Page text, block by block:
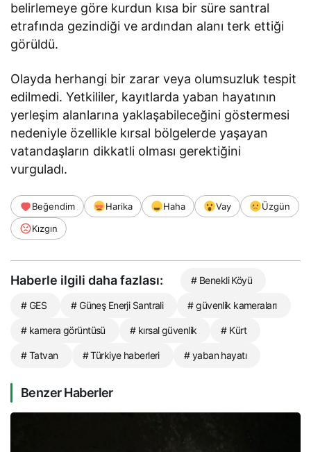
belirlemeye göre kurdun kısa bir süre santral
etrafında gezindiği ve ardından alanı terk ettiği
görüldü.
Olayda herhangi bir zarar veya olumsuzluk tespit
edilmedi. Yetkililer, kayıtlarda yaban hayatının
yerleşim alanlarına yaklaşabileceğini göstermesi
nedeniyle özellikle kırsal bölgelerde yaşayan
vatandaşların dikkatli olması gerektiğini
vurguladı.
Beğendim Harika Haha Vay
Üzgün
Kızgın
Haberle ilgili daha fazlası: # Benekli Köyü
# GES # Güneş Enerji Santrali # güvenlik kameraları
# kamera görüntüsü # kırsal güvenlik # Kürt
# Tatvan # Türkiye haberleri # yaban hayatı
Benzer Haberler